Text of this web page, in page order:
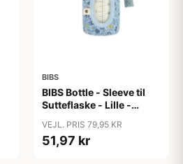
BIBS
BIBS Bottle - Sleeve til
Sutteflaske - Lille -
Lawn/Baby Blue
VEJL. PRIS 79,95 KR
51,97 kr